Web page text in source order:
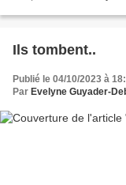
Ils tombent..
Publié le 04/10/2023 à
Par Evelyne Guyader-